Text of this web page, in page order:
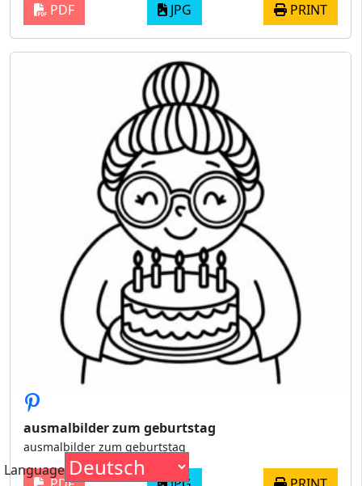
PDF JPG PRINT
ausmalbilder zum geburtstag
ausmalbilder zum geburtstag
Language